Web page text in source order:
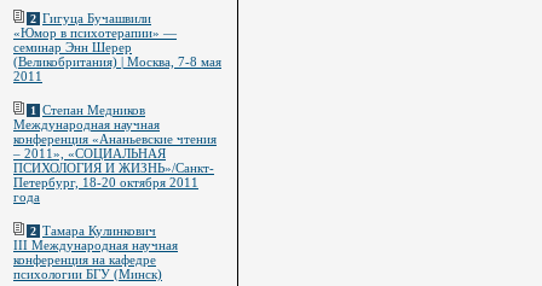
2 Гигуца Бучашвили
«Юмор в психотерапии» —
семинар Энн Шерер
(Великобритания) | Москва, 7-8 мая
2011
1 Степан Медников
Международная научная
конференция «Ананьевские чтения
– 2011», «СОЦИАЛЬНАЯ
ПСИХОЛОГИЯ И ЖИЗНЬ»/Санкт-
Петербург, 18-20 октября 2011
года
2 Тамара Кулинкович
III Международная научная
конференция на кафедре
психологии БГУ (Минск)